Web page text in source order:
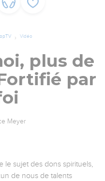
Vidéo
plus de
par
Meyer
le sujet des dons spirituels,
de nous de talents